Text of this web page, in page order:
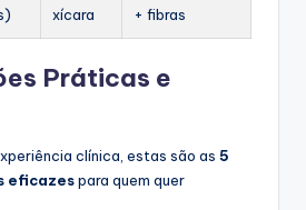
xícara
+ fibras
Práticas e
clínica, estas são as 5
eficazespara quem quer